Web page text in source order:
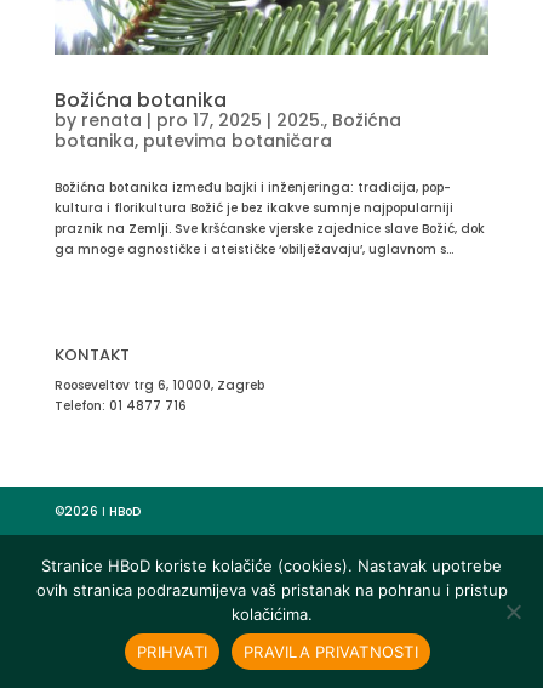
Božićna botanika
by renata | pro 17, 2025 | 2025., Božićna
botanika, putevima botaničara
Božićna botanika između bajki i inženjeringa: tradicija, pop-
kultura i florikultura Božić je bez ikakve sumnje najpopularniji
praznik na Zemlji. Sve kršćanske vjerske zajednice slave Božić, dok
ga mnoge agnostičke i ateističke ‘obilježavaju’, uglavnom s...
KONTAKT
Rooseveltov trg 6, 10000, Zagreb
Telefon: 01 4877 716
©2026 Ι HBoD
Stranice HBoD koriste kolačiće (cookies). Nastavak upotrebe
ovih stranica podrazumijeva vaš pristanak na pohranu i pristup
kolačićima.
PRIHVATI
PRAVILA PRIVATNOSTI